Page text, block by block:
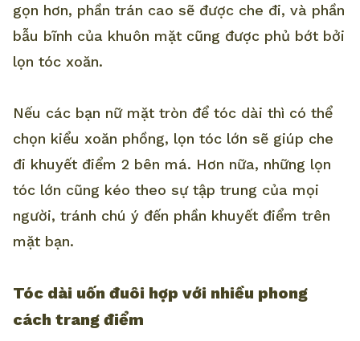
gọn hơn, phần trán cao sẽ được che đi, và phần
bẫu bĩnh của khuôn mặt cũng được phủ bớt bởi
lọn tóc xoăn.
Nếu các bạn nữ mặt tròn để tóc dài thì có thể
chọn kiểu xoăn phồng, lọn tóc lớn sẽ giúp che
đi khuyết điểm 2 bên má. Hơn nữa, những lọn
tóc lớn cũng kéo theo sự tập trung của mọi
người, tránh chú ý đến phần khuyết điểm trên
mặt bạn.
Tóc dài uốn đuôi hợp với nhiều phong
cách trang điểm